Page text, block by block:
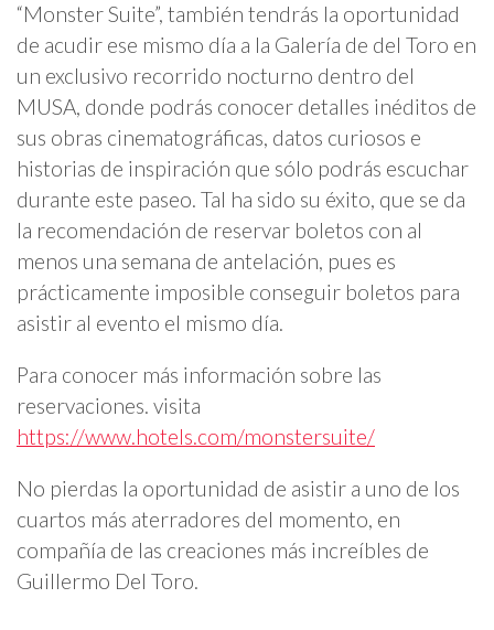
“Monster Suite”, también tendrás la oportunidad
de acudir ese mismo día a la Galería de del Toro en
un exclusivo recorrido nocturno dentro del
MUSA, donde podrás conocer detalles inéditos de
sus obras cinematográficas, datos curiosos e
historias de inspiración que sólo podrás escuchar
durante este paseo. Tal ha sido su éxito, que se da
la recomendación de reservar boletos con al
menos una semana de antelación, pues es
prácticamente imposible conseguir boletos para
asistir al evento el mismo día.
Para conocer más información sobre las
reservaciones. visita
https://www.hotels.com/monstersuite/
No pierdas la oportunidad de asistir a uno de los
cuartos más aterradores del momento, en
compañía de las creaciones más increíbles de
Guillermo Del Toro.